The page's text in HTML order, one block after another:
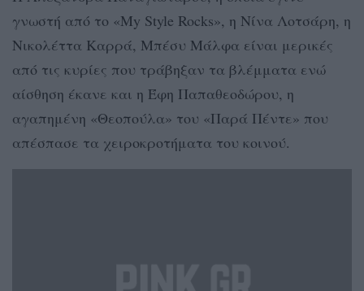
γνωστή από το «My Style Rocks», η Νίνα Λοτσάρη, η
Νικολέττα Καρρά, Μπέσυ Μάλφα είναι μερικές
από τις κυρίες που τράβηξαν τα βλέμματα ενώ
αίσθηση έκανε και η Έφη Παπαθεοδώρου, η
αγαπημένη «Θεοπούλα» του «Παρά Πέντε» που
απέσπασε τα χειροκροτήματα του κοινού.